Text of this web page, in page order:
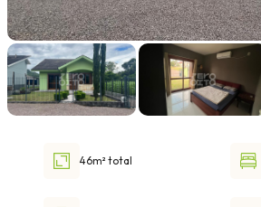
Faixa de valor
30.000,00
46m² total